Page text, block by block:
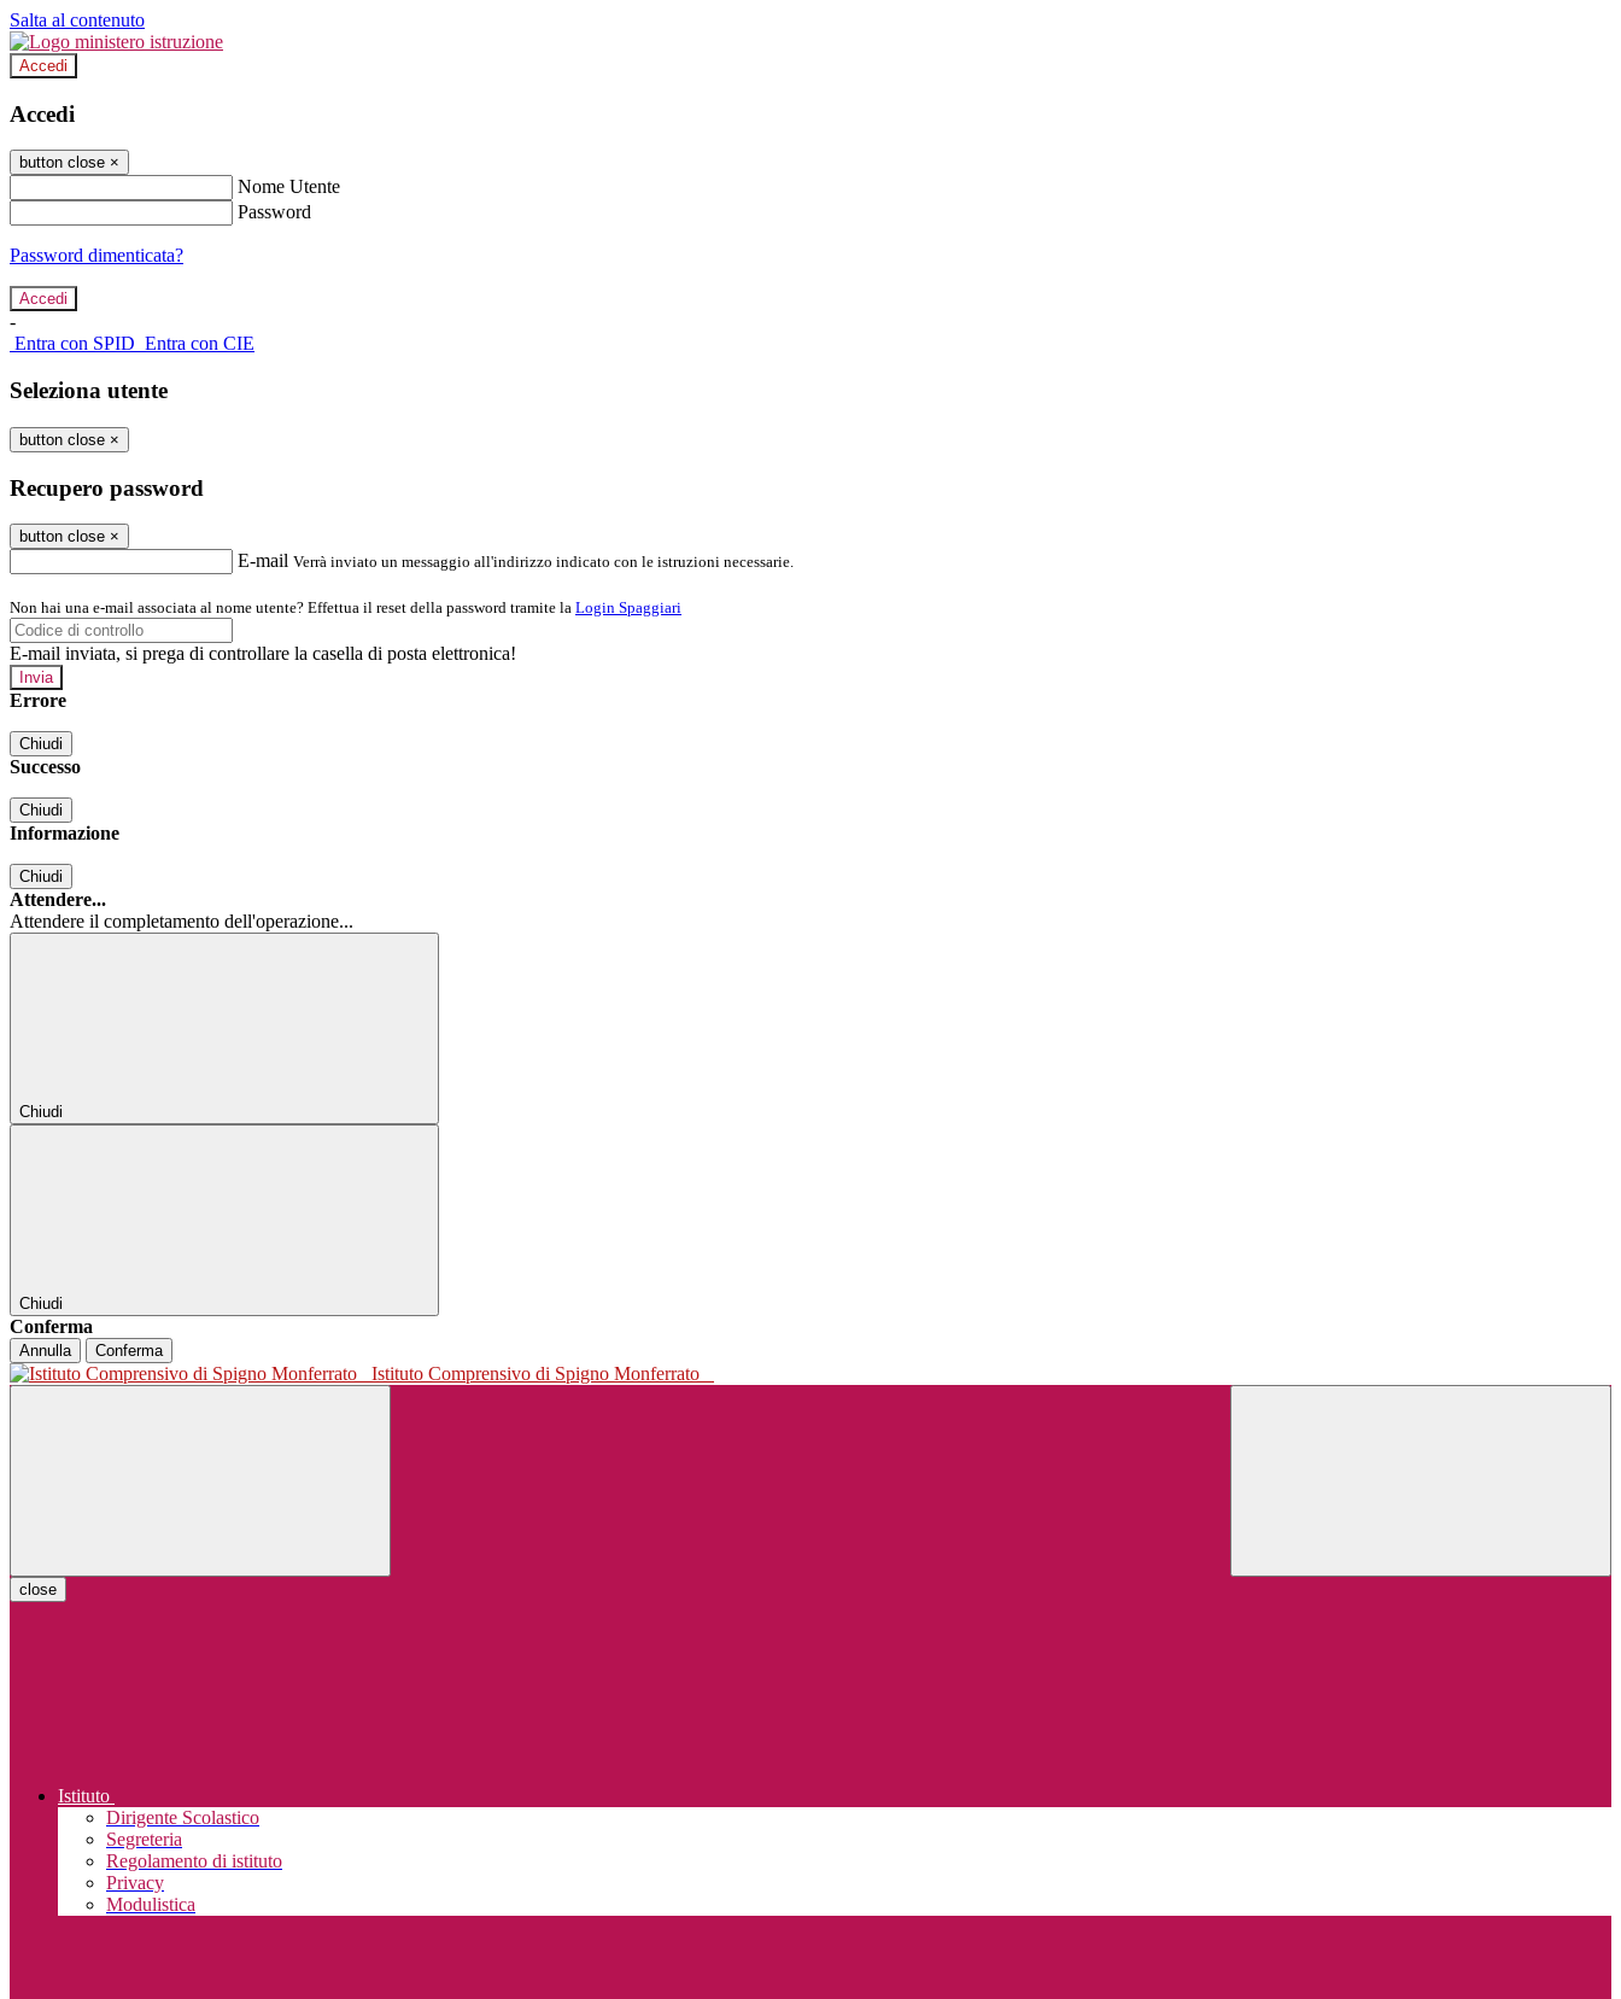
Salta al contenuto
Accedi
Accedi
button close ×
Nome Utente
Password
Password dimenticata?
-
Entra con SPID Entra con CIE
Seleziona utente
button close ×
Recupero password
button close ×
E-mail Verrà inviato un messaggio all'indirizzo indicato con le istruzioni necessarie.
Non hai una e-mail associata al nome utente? Effettua il reset della password tramite la Login Spaggiari
E-mail inviata, si prega di controllare la casella di posta elettronica!
Errore
Chiudi
Successo
Chiudi
Informazione
Chiudi
Attendere...
Attendere il completamento dell'operazione...
Chiudi
Chiudi
Conferma
Annulla Conferma
Istituto Comprensivo di Spigno Monferrato
close
Istituto
Dirigente Scolastico
Segreteria
Regolamento di istituto
Privacy
Modulistica